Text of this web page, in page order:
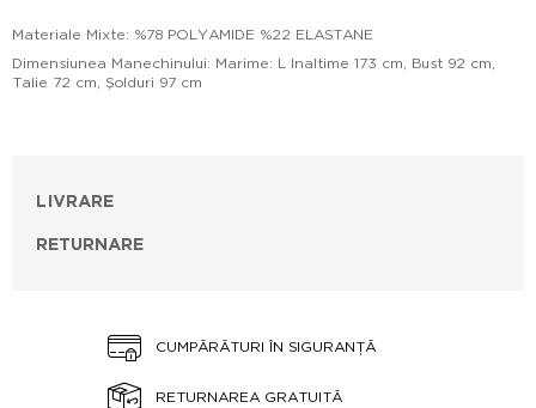
Materiale Mixte: %78 POLYAMIDE %22 ELASTANE
Dimensiunea Manechinului: Marime: L Inaltime 173 cm, Bust 92 cm,
Talie 72 cm, Şolduri 97 cm
LIVRARE
RETURNARE
CUMPĂRĂTURI ÎN SIGURANȚĂ
RETURNAREA GRATUITĂ